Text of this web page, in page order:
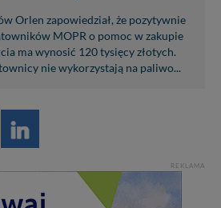
Orlen zapowiedział, że pozytywnie
MOPR o pomoc w zakupie
ma wynosić 120 tysięcy złotych.
nie wykorzystają na paliwo...
REKLAMA